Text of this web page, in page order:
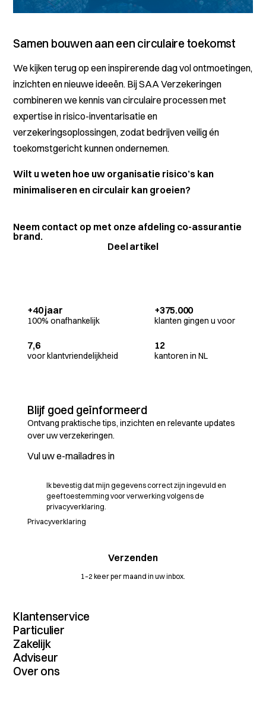
Samen bouwen aan een circulaire toekomst
We kijken terug op een inspirerende dag vol ontmoetingen,
inzichten en nieuwe ideeën. Bij SAA Verzekeringen
combineren we kennis van circulaire processen met
expertise in risico-inventarisatie en
verzekeringsoplossingen, zodat bedrijven veilig én
toekomstgericht kunnen ondernemen.
Wilt u weten hoe uw organisatie risico’s kan
minimaliseren en circulair kan groeien?
Neem contact op met onze afdeling co-assurantie
brand.
Deel artikel
+40 jaar
100% onafhankelijk
+375.000
klanten gingen u voor
7,6
voor klantvriendelijkheid
12
kantoren in NL
Klantenservice
Contact
MijnDossier
Schade melden
Vergelijkingskaarten
Dienstenwijzers
Algemene voorwaarden
Particulier
Verzekeringenoverzicht
Autoverzekering
Inboedelverzekering
Aansprakelijkheidsverzekering
Zakelijk
Verzekeringenoverzicht
Maritiem
Transport
Adviseur
Dienstenoverzicht
Extranet
Over ons
Blijf goed geïnformeerd
Ontvang praktische tips, inzichten en relevante updates
over uw verzekeringen.
Ik bevestig dat mijn gegevens correct zijn ingevuld en
geef toestemming voor verwerking volgens de
privacyverklaring.
Privacyverklaring
1–2 keer per maand in uw inbox.